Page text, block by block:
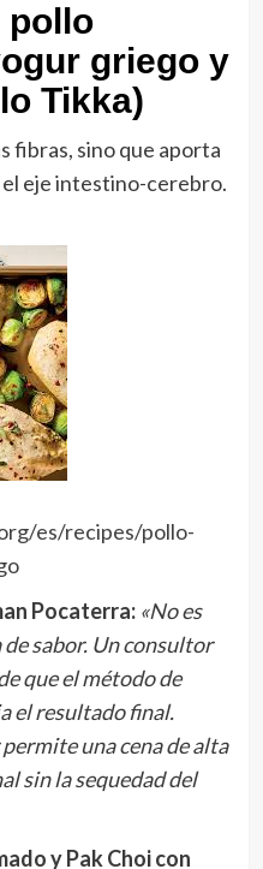
pollo
griego y
Tikka)
fibras, sino que aporta
eje intestino-cerebro.
es/recipes/pollo-
Pocaterra: «No es
sabor. Un consultor
que el método de
el resultado final.
una cena de alta
sin la sequedad del
y Pak Choi con